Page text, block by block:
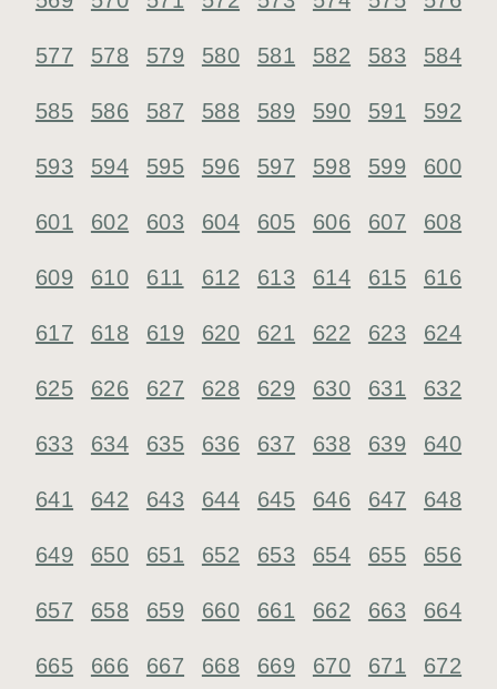
577 578 579 580 581 582 583 584
585 586 587 588 589 590 591 592
593 594 595 596 597 598 599 600
601 602 603 604 605 606 607 608
609 610 611 612 613 614 615 616
617 618 619 620 621 622 623 624
625 626 627 628 629 630 631 632
633 634 635 636 637 638 639 640
641 642 643 644 645 646 647 648
649 650 651 652 653 654 655 656
657 658 659 660 661 662 663 664
665 666 667 668 669 670 671 672